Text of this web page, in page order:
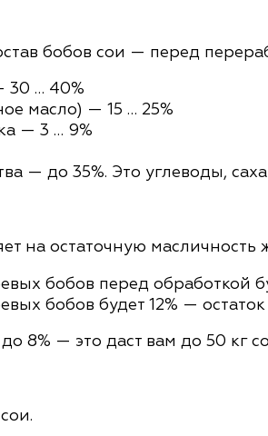
бобов сои — перед
30 … 40%
масло) — 15 … 25%
— 3 … 9%
— до 35%. Это углеводы,
на остаточную
бобов перед обработкой
бобов будет 12% —
8% — это даст вам до 50 кг